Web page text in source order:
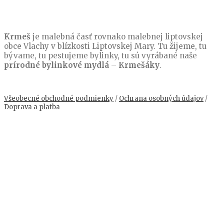
Krmeš je malebná časť rovnako malebnej liptovskej
obce Vlachy v blízkosti Liptovskej Mary. Tu žijeme, tu
bývame, tu pestujeme bylinky, tu sú vyrábané naše
prírodné bylinkové mydlá – Krmešáky.
Všeobecné obchodné podmienky / Ochrana osobných údajov/
Doprava a platba